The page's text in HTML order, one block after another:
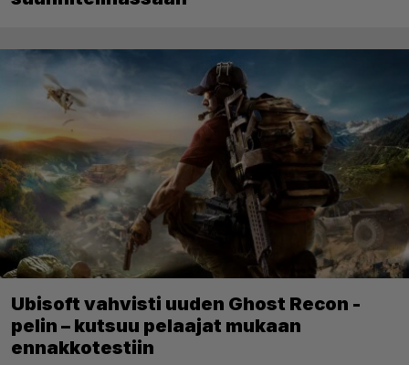
Ubisoft vahvisti uuden Ghost Recon -
pelin – kutsuu pelaajat mukaan
ennakkotestiin